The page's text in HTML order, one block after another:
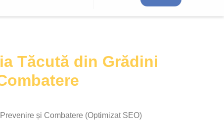
Tăcută din Grădini
și Combatere (Optimizat SEO)